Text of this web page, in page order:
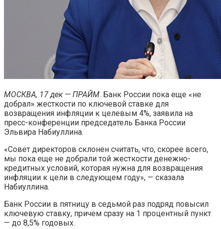
МОСКВА, 17 дек — ПРАЙМ. Банк России пока еще «не
добрал» жесткости по ключевой ставке для
возвращения инфляции к целевым 4%, заявила на
пресс-конференции председатель Банка России
Эльвира Набиуллина.
«Совет директоров склонен считать, что, скорее всего,
мы пока еще не добрали той жесткости денежно-
кредитных условий, которая нужна для возвращения
инфляции к цели в следующем году», — сказала
Набиуллина.
Банк России в пятницу в седьмой раз подряд повысил
ключевую ставку, причем сразу на 1 процентный пункт
— до 8,5% годовых.